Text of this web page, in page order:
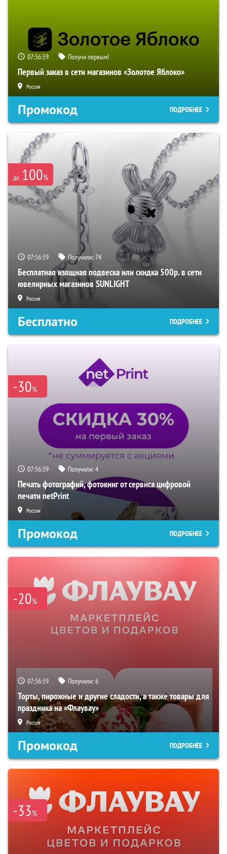
07:56:58 Получи первым!
Первый заказ в сети магазинов «Золотое Яблоко»
Россия
Промокод ПОДРОБНЕЕ
до 100%
07:56:58 Получили:74
Бесплатная изящная подвеска или скидка 500р. в сети
ювелирных магазинов SUNLIGHT
Россия
Бесплатно ПОДРОБНЕЕ
-30%
07:56:58 Получили:4
Печать фотографий, фотокниг от сервиса цифровой
печати netPrint
Россия
Промокод ПОДРОБНЕЕ
-20%
07:56:58 Получили:6
Торты, пирожные и другие сладости, а также товары для
праздника на «Флаувау»
Россия
Промокод ПОДРОБНЕЕ
-33%